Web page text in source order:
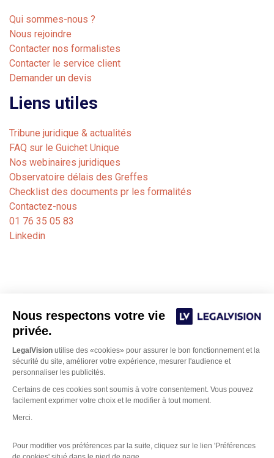
Nous respectons votre vie
privée.
LegalVision utilise des «cookies» pour assurer le bon fonctionnement et la
sécurité du site, améliorer votre expérience, mesurer l'audience et
personnaliser les publicités.
Certains de ces cookies sont soumis à votre consentement. Vous pouvez
facilement exprimer votre choix et le modifier à tout moment.
Merci.
Pour modifier vos préférences par la suite, cliquez sur le lien 'Préférences
Qui sommes-nous ?
Nous rejoindre
Contacter nos formalistes
Contacter le service client
Demander un devis
Liens utiles
Tribune juridique & actualités
FAQ sur le Guichet Unique
Nos webinaires juridiques
Observatoire délais des Greffes
Checklist des documents pr les formalités
Contactez-nous
01 76 35 05 83
Linkedin
Notre cabinet de formalités juridiques est dédié aux
avocats, experts-comptables et notaires. Nos juristes
basés sur
sociétés auprès des greffes des tribunaux de commerce.